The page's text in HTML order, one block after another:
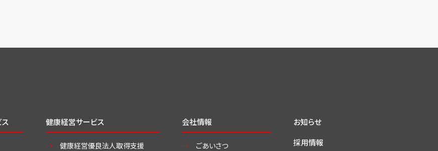
健康経営サービス
健康経営優良法人取得支援
会社情報
ごあいさつ
お知らせ
採用情報